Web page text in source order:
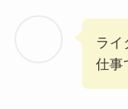
ライ
仕事